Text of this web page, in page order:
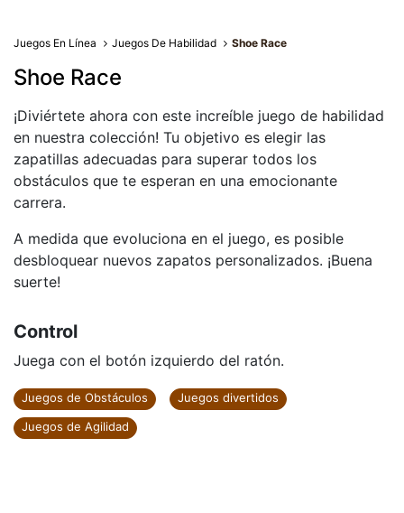
Juegos En Línea Juegos De Habilidad Shoe Race
Shoe Race
¡Diviértete ahora con este increíble juego de habilidad
en nuestra colección! Tu objetivo es elegir las
zapatillas adecuadas para superar todos los
obstáculos que te esperan en una emocionante
carrera.
A medida que evoluciona en el juego, es posible
desbloquear nuevos zapatos personalizados. ¡Buena
suerte!
Control
Juega con el botón izquierdo del ratón.
Juegos de Obstáculos
Juegos divertidos
Juegos de Agilidad